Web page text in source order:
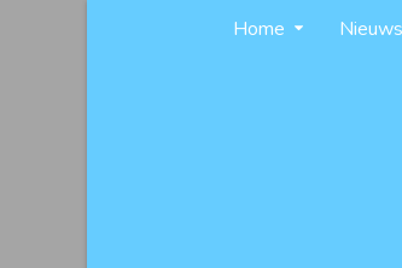
Home Nieuws